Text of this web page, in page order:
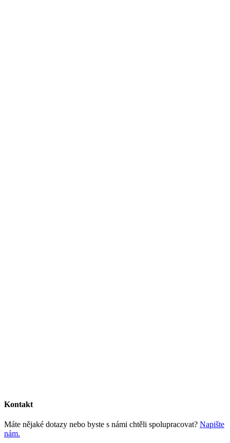
Kontakt
Máte nějaké dotazy nebo byste s námi chtěli spolupracovat? Napište
nám.